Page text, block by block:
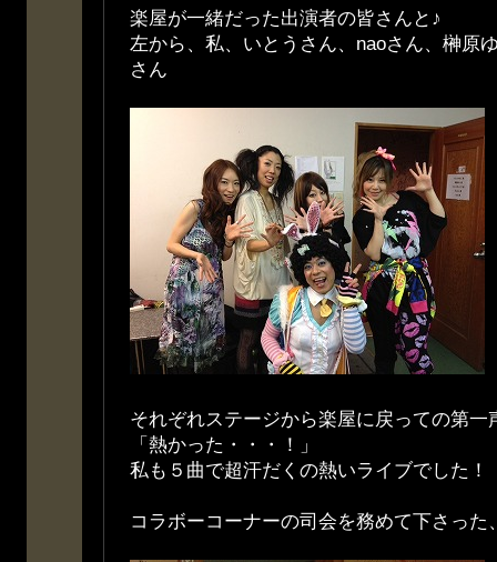
楽屋が一緒だった出演者の皆さんと♪
左から、私、いとうさん、naoさん、榊原
さん
それぞれステージから楽屋に戻っての第一
「熱かった・・・！」
私も５曲で超汗だくの熱いライブでした
コラボーコーナーの司会を務めて下さっ